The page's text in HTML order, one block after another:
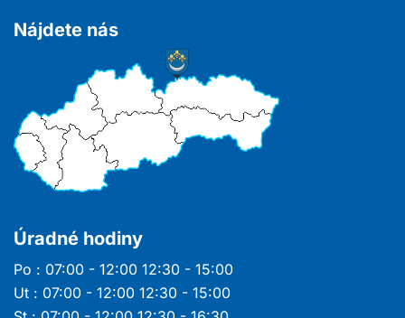
Nájdete nás
Úradné hodiny
Po : 07:00 - 12:00 12:30 - 15:00
Ut : 07:00 - 12:00 12:30 - 15:00